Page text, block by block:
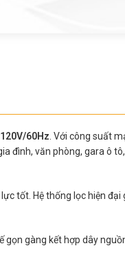
60Hz . Với công suất
đình, văn phòng, gara ô
tốt. Hệ thống lọc hiện đại
gọn gàng kết hợp dây